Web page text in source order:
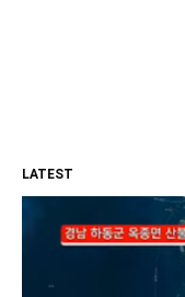
LATEST